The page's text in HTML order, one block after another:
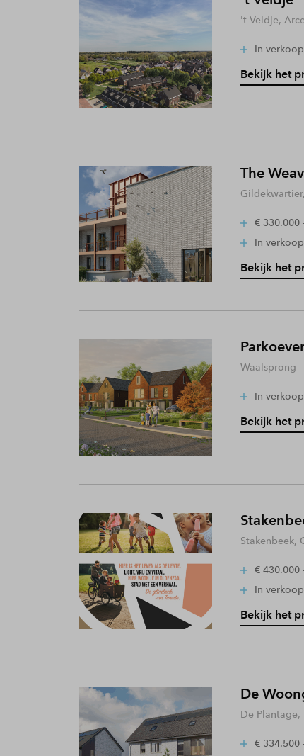
't Veldje,
In verkoop
Bekijk het
The
€ 330.000
In verkoop
Bekijk het
Parkoever
Waalsprong
In verkoop
Bekijk het
Stakenbeek,
€ 430.000
In verkoop
Bekijk het
De
De Plantage,
€ 334.500